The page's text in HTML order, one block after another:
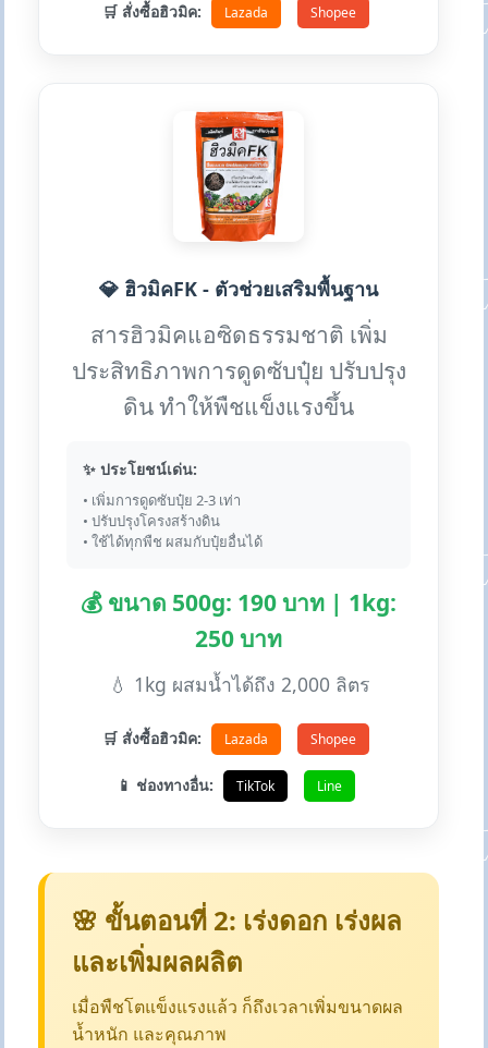
🛒 สั่งซื้อฮิวมิค: Lazada Shopee
💎 ฮิวมิคFK - ตัวช่วยเสริมพื้นฐาน
สารฮิวมิคแอซิดธรรมชาติ เพิ่ม
ประสิทธิภาพการดูดซับปุ๋ย ปรับปรุง
ดิน ทำให้พืชแข็งแรงขึ้น
✨ ประโยชน์เด่น:
• เพิ่มการดูดซับปุ๋ย 2-3 เท่า
• ปรับปรุงโครงสร้างดิน
• ใช้ได้ทุกพืช ผสมกับปุ๋ยอื่นได้
💰 ขนาด 500g: 190 บาท | 1kg:
250 บาท
💧 1kg ผสมน้ำได้ถึง 2,000 ลิตร
🛒 สั่งซื้อฮิวมิค: Lazada Shopee
📱 ช่องทางอื่น: TikTok Line
🌸 ขั้นตอนที่ 2: เร่งดอก เร่งผล
และเพิ่มผลผลิต
เมื่อพืชโตแข็งแรงแล้ว ก็ถึงเวลาเพิ่มขนาดผล
น้ำหนัก และคุณภาพ